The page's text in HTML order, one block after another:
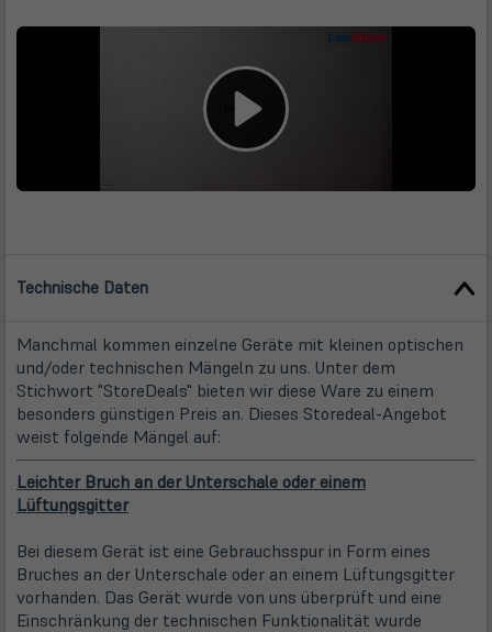
Technische Daten
Manchmal kommen einzelne Geräte mit kleinen optischen
und/oder technischen Mängeln zu uns. Unter dem
Stichwort "StoreDeals" bieten wir diese Ware zu einem
besonders günstigen Preis an. Dieses Storedeal-Angebot
weist folgende Mängel auf:
Leichter Bruch an der Unterschale oder einem
Lüftungsgitter
Bei diesem Gerät ist eine Gebrauchsspur in Form eines
Bruches an der Unterschale oder an einem Lüftungsgitter
vorhanden. Das Gerät wurde von uns überprüft und eine
Einschränkung der technischen Funktionalität wurde